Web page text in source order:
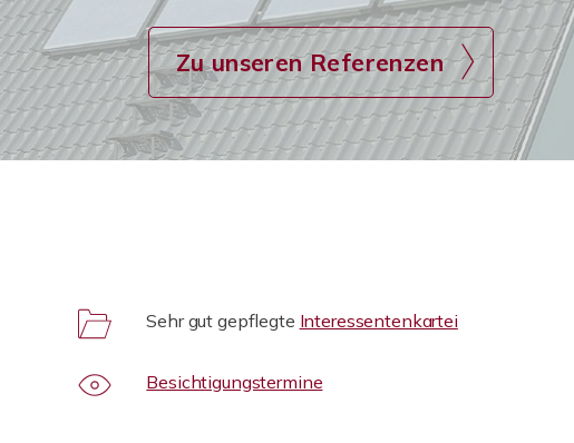
Zu unseren Referenzen
Sehr gut gepflegte Interessentenkartei
Besichtigungstermine